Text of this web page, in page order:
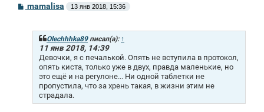
Сmamalisa 13 янв 2018, 15:36
Olechhhka89писал(а): ↑
11 янв 2018, 14:39
Девочки, я с печалькой. Опять не вступила в протокол,
опять киста, только уже в двух, правда маленькие, но
это ещё и на регулоне... Ни одной таблетки не
пропустила, что за хрень такая, в жизни этим не
страдала.